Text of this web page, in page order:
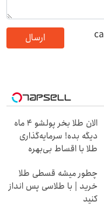
ارسال
الان طلا بخر پولشو 4 ماه
دیگه بده! سرمایه‌گذاری
طلا با اقساط بی‌بهره
چطور میشه قسطی طلا
خرید | با طلاسی پس انداز
کنید